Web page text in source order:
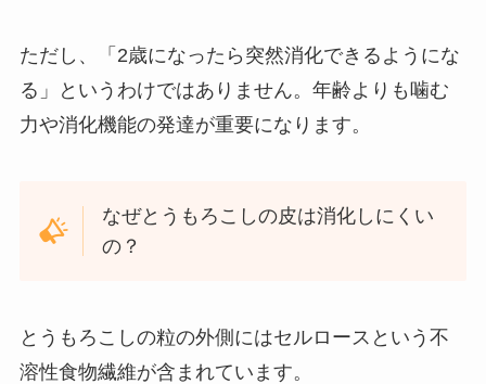
ただし、「2歳になったら突然消化できるようにな
る」というわけではありません。年齢よりも噛む
力や消化機能の発達が重要になります。
なぜとうもろこしの皮は消化しにくい
の？
とうもろこしの粒の外側にはセルロースという不
溶性食物繊維が含まれています。